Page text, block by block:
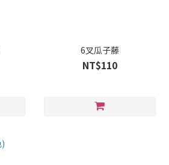
6叉瓜子藤
NT$110